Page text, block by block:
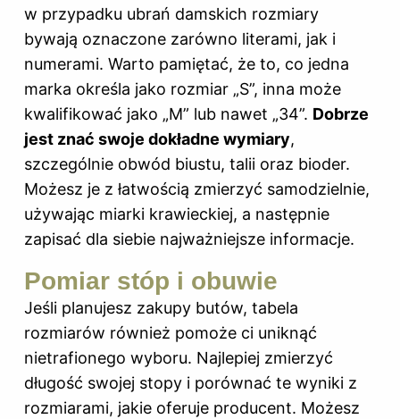
w przypadku ubrań damskich rozmiary
bywają oznaczone zarówno literami, jak i
numerami. Warto pamiętać, że to, co jedna
marka określa jako rozmiar „S”, inna może
kwalifikować jako „M” lub nawet „34”. Dobrze
jest znać swoje dokładne wymiary,
szczególnie obwód biustu, talii oraz bioder.
Możesz je z łatwością zmierzyć samodzielnie,
używając miarki krawieckiej, a następnie
zapisać dla siebie najważniejsze informacje.
Pomiar stóp i obuwie
Jeśli planujesz zakupy butów, tabela
rozmiarów również pomoże ci uniknąć
nietrafionego wyboru. Najlepiej zmierzyć
długość swojej stopy i porównać te wyniki z
rozmiarami, jakie oferuje producent. Możesz